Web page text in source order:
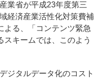
業省が平成23年度第三
経済産業活性化対策費補
よる、「コンテンツ緊急
スキームでは、このよう
ジタルデータ化のコスト